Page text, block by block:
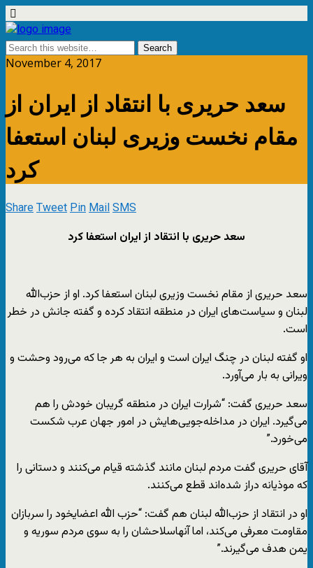
November 4, 2017
سعد حریری با انتقاد از ایران از
مقام نخست وزیری لبنان استعفا
کرد
ShareTweetPinMailSMS
سعد حریری با انتقاد از ایران استعفا کرد
سعد حریری از مقام نخست وزیری لبنان استعفا کرد. او از حزب‌الله
لبنان و سیاست‌های ایران در منطقه انتقاد کرده و گفته جانش در خطر
است.
او گفته لبنان در چنگ ایران است و ایران به هر جا که می‌رود وحشت و
ویرانی به بار می‌آورد.
سعد حریری گفت: “شرارت ایران در منطقه گریبان خودش را هم
می‌گیرد. ایران در مداخله‌جویی‌هایش در امور جهان عرب شکست
می‌خورد.”
آقای حریری گفت مردم لبنان مانند گذشته قیام می‌کنند و دستانی را
که موذیانه دراز شده‌اند قطع می‌کنند.
او در انتقاد از حزب‌الله لبنان هم گفت: “حزب الله اعضایخود را سربازان
مقاومت معرفی می‌کند، اما آنهاسلاحشان را به سوی مردم سوریه و
یمن هدف می‌گیرند.”